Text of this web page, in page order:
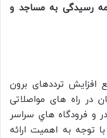
رسیدگی به مساجد و
افزايش ترددهای برون
در راه های مواصلاتی
و فرودگاه هاي سراسر
توجه به اهميت ارائه